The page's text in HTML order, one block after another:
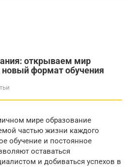
открываем мир
новый формат обучения
мире образование
частью жизни каждого
обучение и постоянное
оставаться
и добиваться успехов в